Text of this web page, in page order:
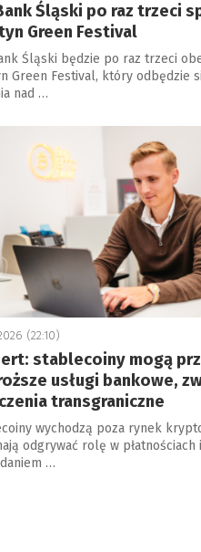
Śląski po raz trzeci
Green Festival
Śląski będzie po raz trzeci
Green Festival, który odbędzie
nad …
(22:10)
stablecoiny mogą
usługi bankowe,
transgraniczne
wychodzą poza rynek
odgrywać rolę w płatnościach
…